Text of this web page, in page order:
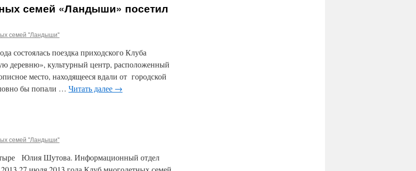
семей «Ландыши» посетил
семей "Ландыши"
состоялась поездка приходского Клуба
деревню», культурный центр, расположенный
место, находящееся вдали от городской
бы попали … Читать далее →
семей "Ландыши"
Юлия Шутова. Информационный отдел